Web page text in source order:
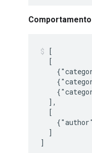
[
  [
  ],
  [
  ]